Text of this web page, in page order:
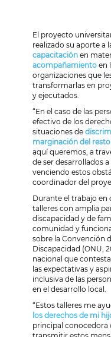
El proyecto
realizado su aporte a
capacitación en
acompañamiento en
organizaciones que
transformarlas en
y ejecutados.
“En el caso de las
efectivo de los
situaciones de
marginación del
aquí queremos, a
de ser desarrollados
venciendo estos
coordinador del
Durante el trabajo en
talleres con amplia
discapacidad y de
comunidad y
sobre la Convención
Discapacidad (ONU,
nacional que
las expectativas y
inclusiva de las
en el desarrollo local.
“Estos talleres me
los derechos de mi
principal conocedora